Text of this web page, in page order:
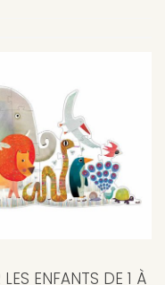
ENFANTS DE 1 À